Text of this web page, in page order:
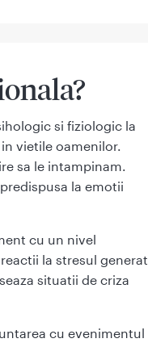
si fiziologic la
vietile oamenilor.
sa le intampinam.
la emotii
cu un nivel
la stresul generat
situatii de criza
cu evenimentul